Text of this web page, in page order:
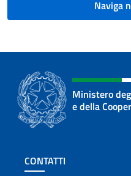
Naviga
Ministero
e della
Sezione footer
CONTATTI